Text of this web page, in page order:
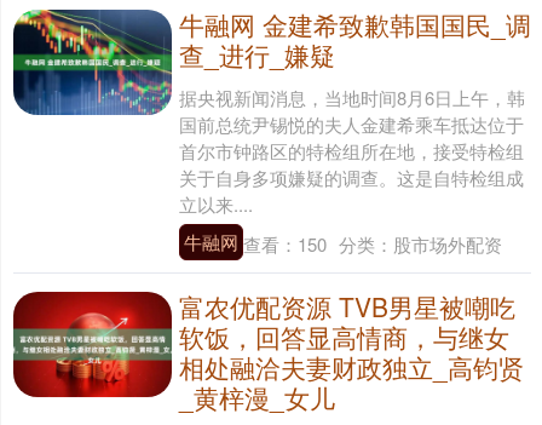
牛融网 金建希致歉韩国国民_调
查_进行_嫌疑
据央视新闻消息，当地时间8月6日上午，韩
国前总统尹锡悦的夫人金建希乘车抵达位于
首尔市钟路区的特检组所在地，接受特检组
关于自身多项嫌疑的调查。这是自特检组成
立以来....
牛融网 查看： 150 分类： 股市场外配资
富农优配资源 TVB男星被嘲吃
软饭，回答显高情商，与继女
相处融洽夫妻财政独立_高钧贤
_黄梓漫_女儿